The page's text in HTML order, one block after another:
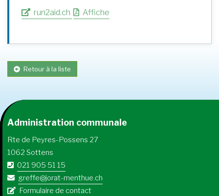
run2aid.ch
Affiche
Retour à la liste
Administration communale
Rte de Peyres-Possens 27
1062 Sottens
021 905 51 15
greffe@jorat-menthue.ch
Formulaire de contact